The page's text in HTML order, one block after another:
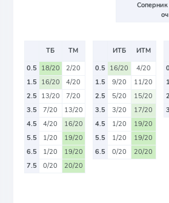
ТБ
ТМ
0.5 18/20
2/20
1.5 16/20
4/20
2.5 13/20
7/20
3.5
7/20
13/20
4.5
4/20
16/20
5.5
1/20
19/20
6.5
1/20
19/20
7.5
0/20 20/20
ИТБ
ИТМ
0.5 16/20
4/20
1.5
9/20
11/20
2.5
5/20
15/20
3.5
3/20
17/20
4.5
1/20
19/20
5.5
1/20
19/20
6.5
0/20 20/20